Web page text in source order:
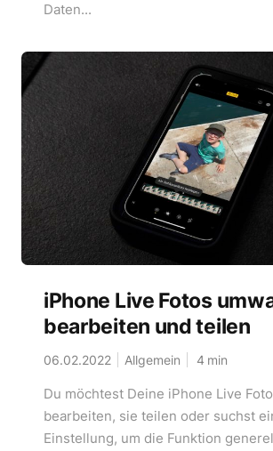
Daten...
iPhone Live Fotos
bearbeiten und teilen
06.02.2022 Allgemein 4 min
Du möchtest Deine iPhone Live
bearbeiten, sie teilen oder suchst
Einstellung, um die Funktion